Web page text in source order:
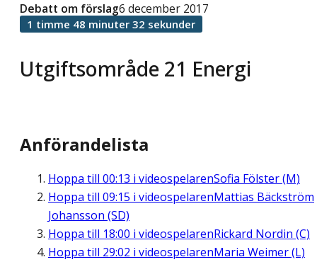
Utgiftsområde 21 Energi
Debatt om förslag6 december 2017
1 timme 48 minuter 32 sekunder
Anförandelista
Hoppa till 00:13 i videospelarenSofia Fölster (M)
Hoppa till 09:15 i videospelarenMattias Bäckström
Johansson (SD)
Hoppa till 18:00 i videospelarenRickard Nordin (C)
Hoppa till 29:02 i videospelarenMaria Weimer (L)